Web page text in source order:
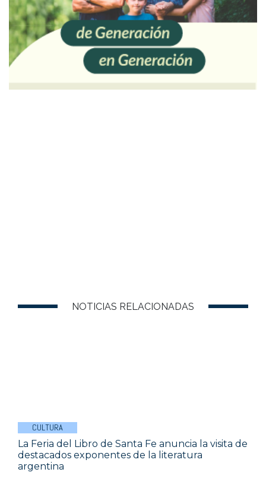
NOTICIAS RELACIONADAS
CULTURA
La Feria del Libro de Santa Fe anuncia la visita de
destacados exponentes de la literatura
argentina